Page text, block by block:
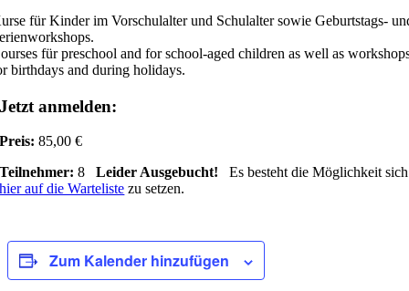
für Kinder im Vorschulalter und Schulalter sowie Geburtstags-
für preschool and for school-aged children as well as
birthdays and during holidays.
Jetzt anmelden:
Preis: 85,00 €
Teilnehmer: 8Leider Ausgebucht! Es besteht die Möglichkeit sich
hier auf die Warteliste zu setzen.
Zum Kalender hinzufügen